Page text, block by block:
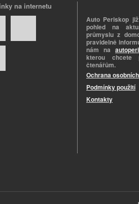
na internetu
Auto Periskop
pohled na
průmyslu z
pravidelně
nám na
kterou chcete
čtenářům.
Ochrana
Podmínky použití
Kontakty